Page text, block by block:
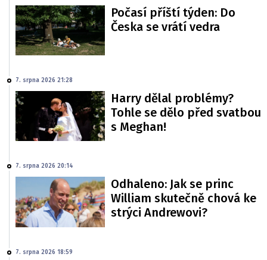
Počasí příští týden: Do
Česka se vrátí vedra
7. srpna 2026 21:28
Harry dělal problémy?
Tohle se dělo před svatbou
s Meghan!
7. srpna 2026 20:14
Odhaleno: Jak se princ
William skutečně chová ke
strýci Andrewovi?
7. srpna 2026 18:59